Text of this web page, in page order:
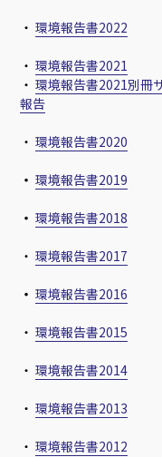
・環境報告書2022
・環境報告書2021
・環境報告書2021別冊
報告
・環境報告書2020
・環境報告書2019
・環境報告書2018
・環境報告書2017
・環境報告書2016
・環境報告書2015
・環境報告書2014
・環境報告書2013
・環境報告書2012